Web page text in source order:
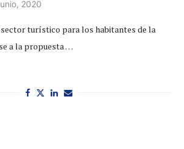
2020
sector turístico para los habitantes de la
a la propuesta …